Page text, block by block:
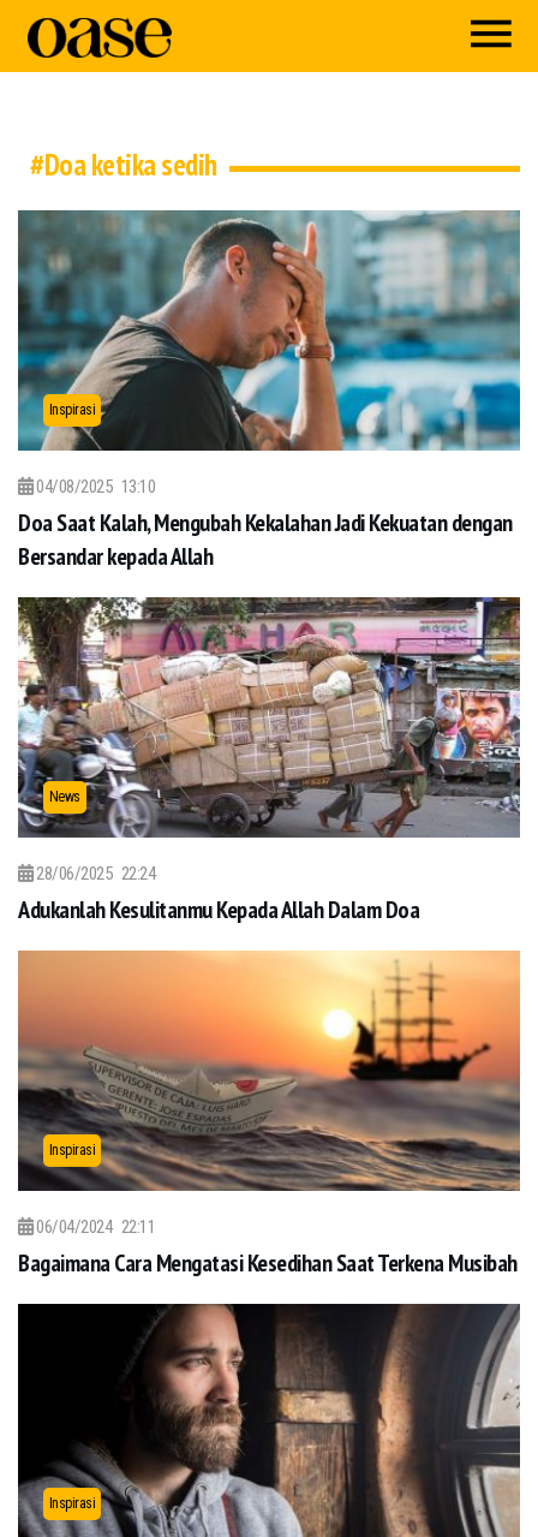
#Doa ketika sedih
Inspirasi
04/08/2025 13:10
Doa Saat Kalah, Mengubah Kekalahan Jadi Kekuatan dengan
Bersandar kepada Allah
News
28/06/2025 22:24
Adukanlah Kesulitanmu Kepada Allah Dalam Doa
Inspirasi
06/04/2024 22:11
Bagaimana Cara Mengatasi Kesedihan Saat Terkena Musibah
Inspirasi